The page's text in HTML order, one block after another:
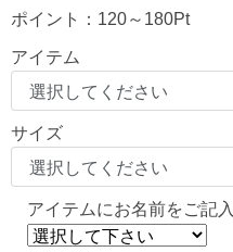
ポイント： 120～180Pt
アイテム
サイズ
アイテムにお名前をご記入